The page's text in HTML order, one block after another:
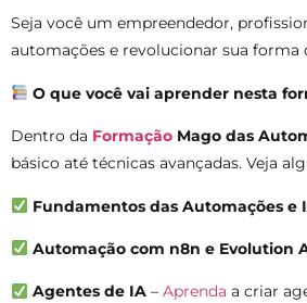
Seja você um empreendedor,
automações e revolucionar sua forma
O que você vai aprender nesta
Dentro da Formação Mago das
básico até técnicas avançadas. Veja
Fundamentos das Automações e
Automação com n8n e Evolution
Agentes de IA– Aprenda a criar